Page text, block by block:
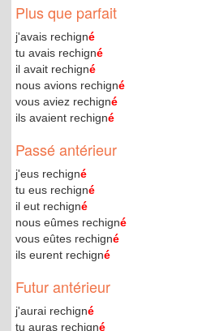
Plus que parfait
j'avais rechigné
tu avais rechigné
il avait rechigné
nous avions rechigné
vous aviez rechigné
ils avaient rechigné
Passé antérieur
j'eus rechigné
tu eus rechigné
il eut rechigné
nous eûmes rechigné
vous eûtes rechigné
ils eurent rechigné
Futur antérieur
j'aurai rechigné
tu auras rechigné